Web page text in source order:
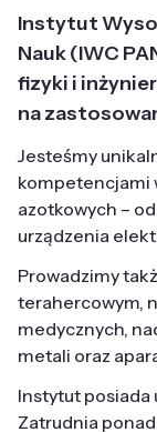
Instytut
Nauk (IWC
fizyki i
na
Jesteśmy
kompetencjami
azotkowych –
urządzenia
Prowadzimy
terahercowym,
medycznych,
metali oraz
Instytut
Zatrudnia